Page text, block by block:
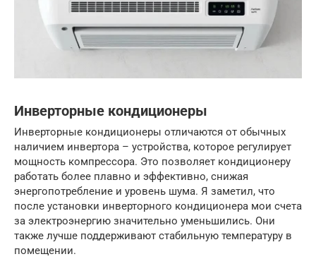
Инверторные кондиционеры
Инверторные кондиционеры отличаются от обычных
наличием инвертора – устройства, которое регулирует
мощность компрессора. Это позволяет кондиционеру
работать более плавно и эффективно, снижая
энергопотребление и уровень шума. Я заметил, что
после установки инверторного кондиционера мои счета
за электроэнергию значительно уменьшились. Они
также лучше поддерживают стабильную температуру в
помещении.